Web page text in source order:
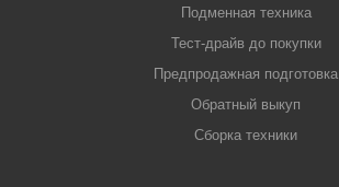
Подменная техника
Тест-драйв до покупки
Предпродажная подготовка
Обратный выкуп
Сборка техники